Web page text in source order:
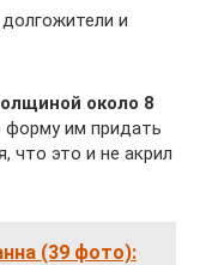
и
около 8
им придать
что это и не акрил
(39 фото):